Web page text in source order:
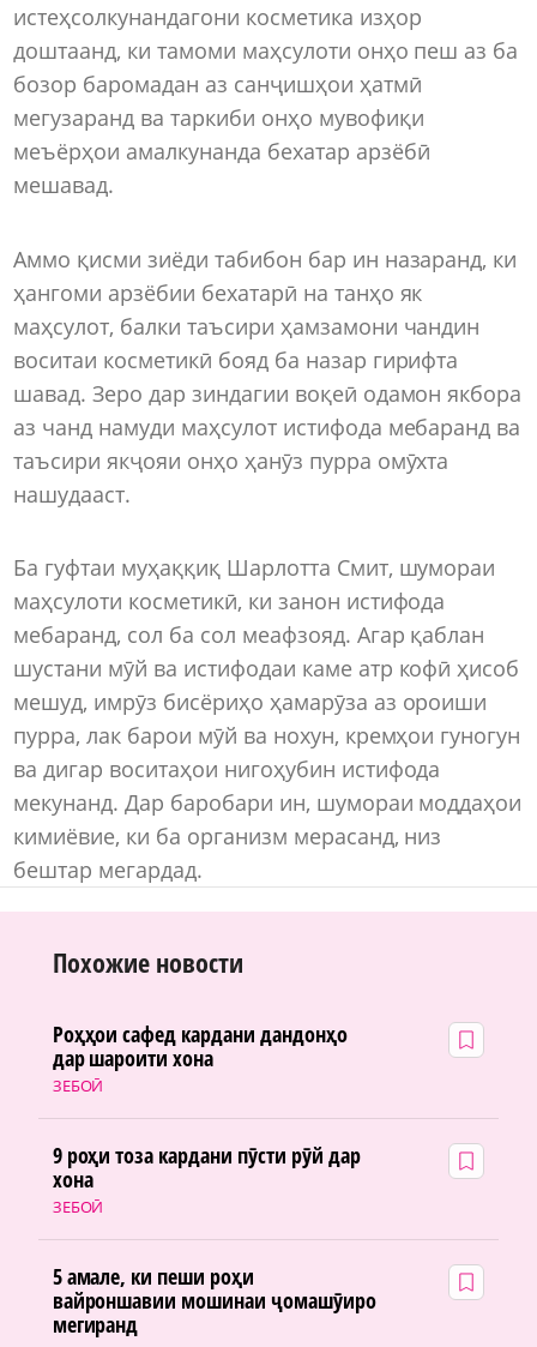
истеҳсолкунандагони косметика изҳор
доштаанд, ки тамоми маҳсулоти онҳо пеш аз ба
бозор баромадан аз санҷишҳои ҳатмӣ
мегузаранд ва таркиби онҳо мувофиқи
меъёрҳои амалкунанда бехатар арзёбӣ
мешавад.
Аммо қисми зиёди табибон бар ин назаранд, ки
ҳангоми арзёбии бехатарӣ на танҳо як
маҳсулот, балки таъсири ҳамзамони чандин
воситаи косметикӣ бояд ба назар гирифта
шавад. Зеро дар зиндагии воқеӣ одамон якбора
аз чанд намуди маҳсулот истифода мебаранд ва
таъсири якҷояи онҳо ҳанӯз пурра омӯхта
нашудааст.
Ба гуфтаи муҳаққиқ Шарлотта Смит, шумораи
маҳсулоти косметикӣ, ки занон истифода
мебаранд, сол ба сол меафзояд. Агар қаблан
шустани мӯй ва истифодаи каме атр кофӣ ҳисоб
мешуд, имрӯз бисёриҳо ҳамарӯза аз ороиши
пурра, лак барои мӯй ва нохун, кремҳои гуногун
ва дигар воситаҳои нигоҳубин истифода
мекунанд. Дар баробари ин, шумораи моддаҳои
кимиёвие, ки ба организм мерасанд, низ
бештар мегардад.
Похожие новости
ЗЕБОӢ
Роҳҳои сафед кардани дандонҳо
дар шароити хона
ЗЕБОӢ
9 роҳи тоза кардани пӯсти рӯй дар
хона
5 амале, ки пеши роҳи
вайроншавии мошинаи ҷомашӯиро
мегиранд